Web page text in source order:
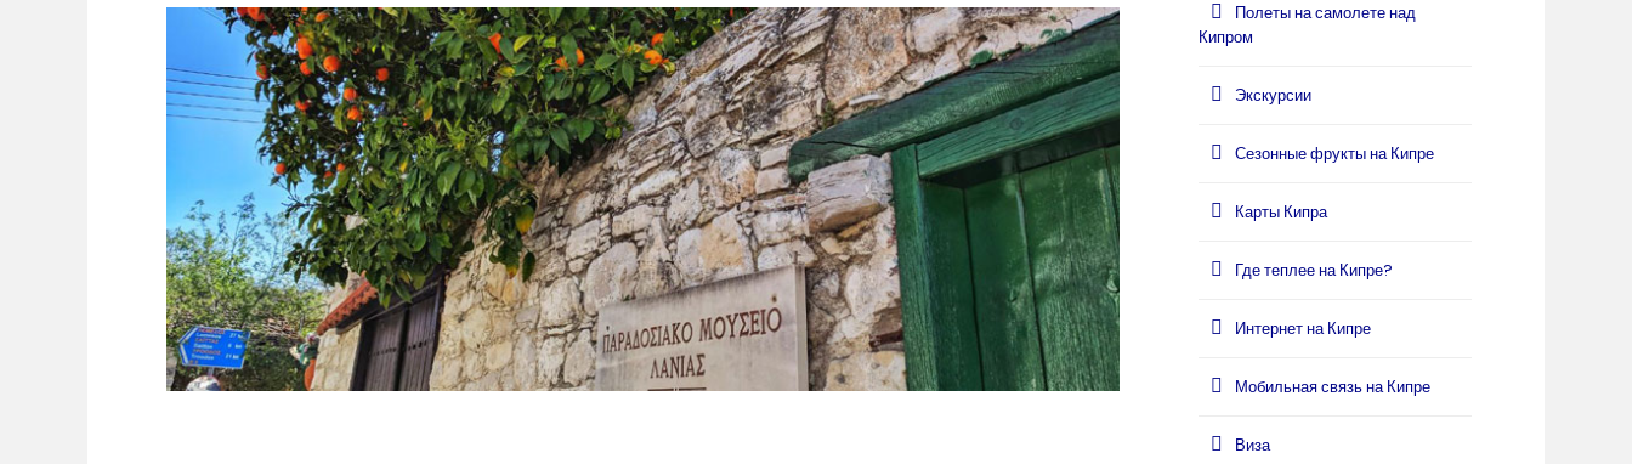
Полеты на самолете над
Кипром
Экскурсии
Сезонные фрукты на Кипре
Карты Кипра
Где теплее на Кипре?
Интернет на Кипре
Мобильная связь на Кипре
Виза